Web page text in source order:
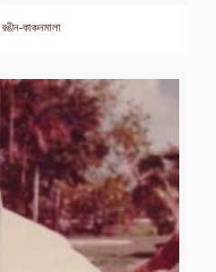
কাঞ্চনমালা